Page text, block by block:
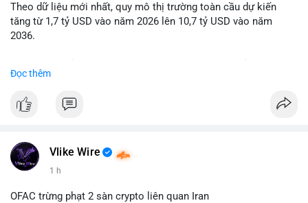
Lời khuyên: Nhà đầu tư nhỏ lẻ nên quan sát thêm 2-4 giờ sau
khi giao dịch được xác nhận, tránh hành động theo cảm xúc.
ưu tiên quản trị rủi ro trong giai đoạn biến động mạnh.
#btcmempool65k
Theo dữ liệu mới nhất, quy mô thị trường toàn cầu dự kiến
tăng từ 1,7 tỷ USD vào năm 2026 lên 10,7 tỷ USD vào năm
2036.
hàng năm (CAGR) ấn tượng lên tới 20,2%.
Điều gì đang thúc đẩy sự tăng trưởng vượt bậc này? Hãy cùng
Đọc thêm
Vlike Wire
1 h
OFAC trừng phạt 2 sàn crypto liên quan Iran